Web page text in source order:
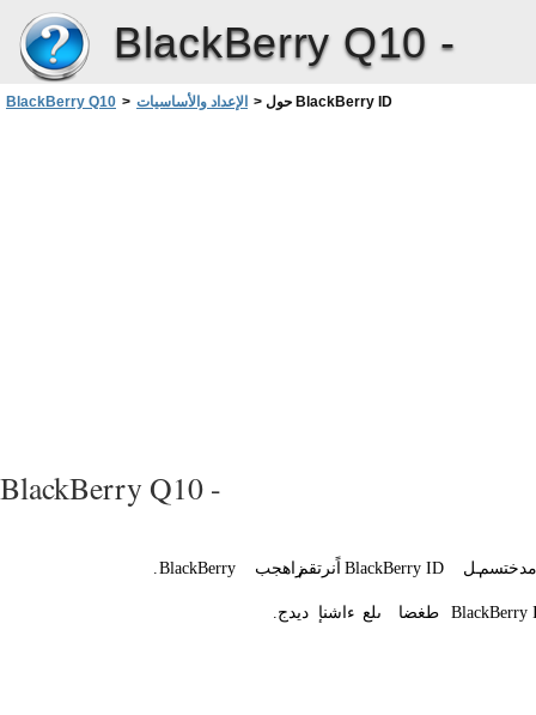
BlackBerry Q10 -
BlackBerry Q10 > الإعداد والأساسيات > حول BlackBerry ID
BlackBerry Q10 -
مدختسمـل BlackBerry ID اًنرتقمزاهجب BlackBerry
.
BlackBerry طغضا ىلع ءاشنإ ديدج.